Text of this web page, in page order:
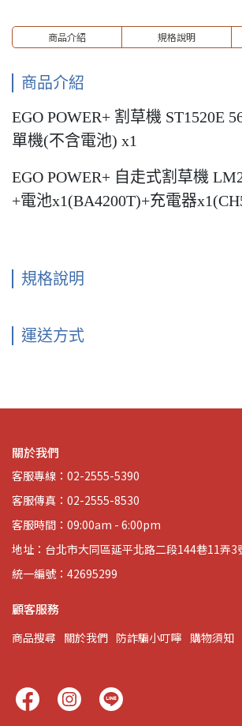
商品介紹 規格說明
商品介紹
EGO POWER+ 割草機 ST1520E
單機(不含電池) x1
EGO POWER+ 自走式割草機
+電池x1(BA4200T)+充電器
規格說明
運送方式
關於我們
客服專線：02-2555-5390
客服傳真：02-2555-8530
客服時間：09:00am - 6:00pm
地址：台北市大同區延平北路二段144巷11弄3
統一編號：42695299
顧客服務
商品搜尋 關於我們 防詐騙小叮嚀 購物須知